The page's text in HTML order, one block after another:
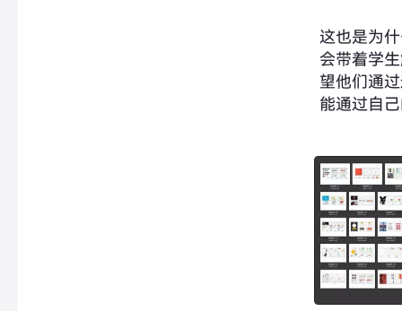
这也是为
会带着学
望他们通
能通过自